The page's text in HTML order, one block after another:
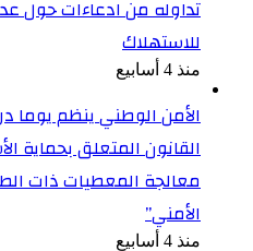
تداوله من ادعاءات حول
للاستهلاك
منذ 4 أسابيع
الأمن الوطني ينظم يوما
القانون المتعلق بحماية
معالجة المعطيات ذات
الأمني”
منذ 4 أسابيع